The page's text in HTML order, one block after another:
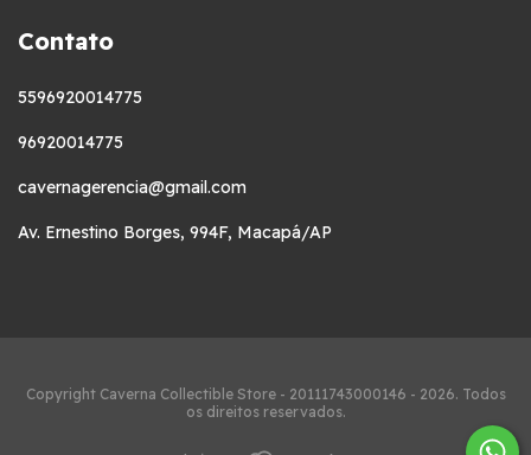
Contato
5596920014775
96920014775
cavernagerencia@gmail.com
Av. Ernestino Borges, 994F, Macapá/AP
Copyright Caverna Collectible Store - 20111743000146 - 2026. Todos
os direitos reservados.